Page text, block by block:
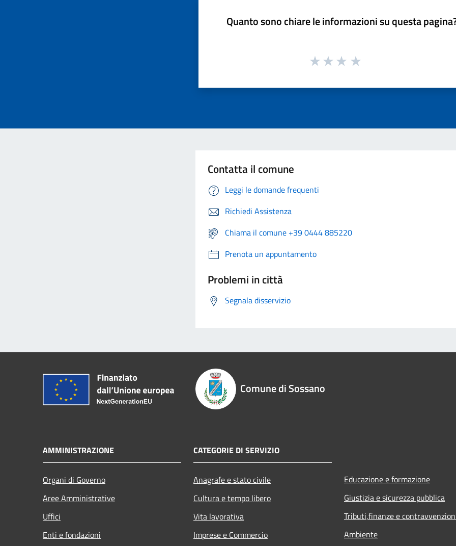
Quanto sono chiare le informazioni su questa
Contatta il comune
Leggi le domande frequenti
Richiedi Assistenza
Chiama il comune +39 0444 885220
Prenota un appuntamento
Problemi in città
Segnala disservizio
Comune di Sossano
AMMINISTRAZIONE
Organi di Governo
Aree Amministrative
Uffici
Enti e fondazioni
CATEGORIE DI SERVIZIO
Anagrafe e stato civile
Cultura e tempo libero
Vita lavorativa
Imprese e Commercio
Educazione e formazione
Giustizia e sicurezza pubblica
Tributi,finanze e
Ambiente